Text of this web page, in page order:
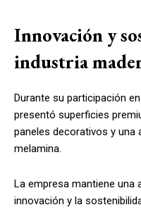
Innovación y
industria
Durante su participación
presentó superficies
paneles decorativos y una
melamina.
La empresa mantiene una
innovación y la